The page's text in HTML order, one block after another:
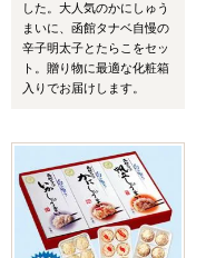
した。大人気のかにしゅう
まいに、函館タナベ自慢の
辛子明太子とたらこをセッ
ト。贈り物に最適な化粧箱
入りでお届けします。